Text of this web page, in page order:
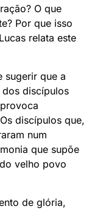
O que
Por que isso
relata este
sugerir que a
discípulos
discípulos que,
num
que supõe
velho povo
de glória,